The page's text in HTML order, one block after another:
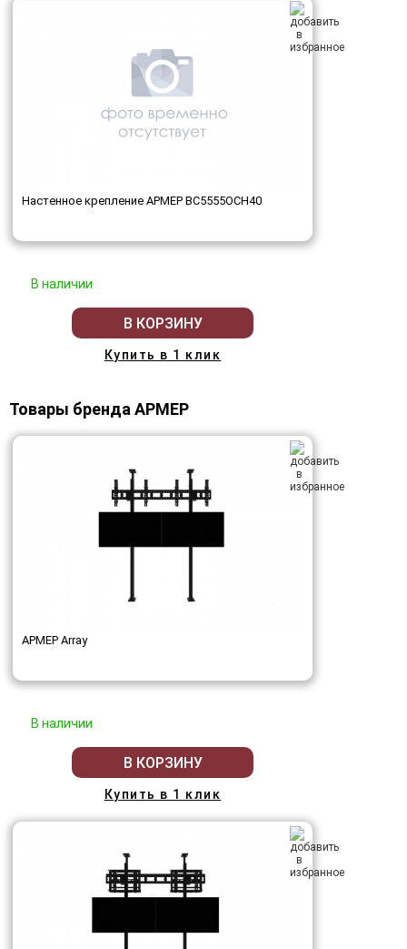
Настенное крепление АРМЕР ВС5555ОСН40
В наличии
В КОРЗИНУ
Купить в 1 клик
Товары бренда АРМЕР
АРМЕР Array
В наличии
В КОРЗИНУ
Купить в 1 клик